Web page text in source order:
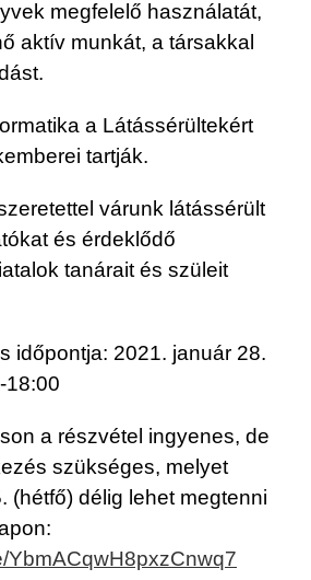
megfelelő használatát,
aktív munkát, a társakkal
a Látássérültekért
tartják.
várunk látássérült
és érdeklődő
tanárait és szüleit
időpontja: 2021. január 28.
18:00
a részvétel ingyenes, de
szükséges, melyet
(hétfő) délig lehet megtenni
YbmACqwH8pxzCnwq7